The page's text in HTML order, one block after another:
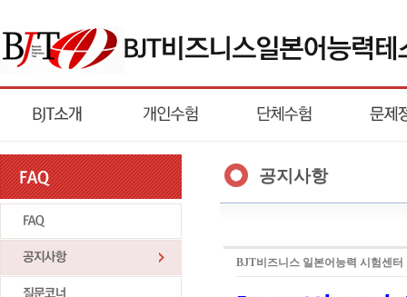
공지사항
BJT비즈니스 일본어능력 시험센터